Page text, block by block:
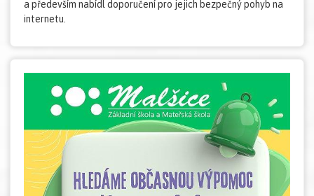
a především nabídl doporučení pro jejich bezpečný pohyb na
internetu.